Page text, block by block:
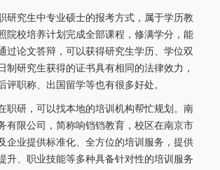
研究生中专业硕士的报考方式，属于学历教
院校培养计划完成全部课程，修满学分，能
过论文答辩，可以获得研究生学历、学位双
制研究生获得的证书具有相同的法律效力，
评职称、出国留学等也有很多好处。
职研，可以找本地的培训机构帮忙规划。南
有限公司，简称响铛铛教育，校区在南京市
企业提供标准化、全方位的培训服务，提供
升、职业技能等多种具备针对性的培训服务